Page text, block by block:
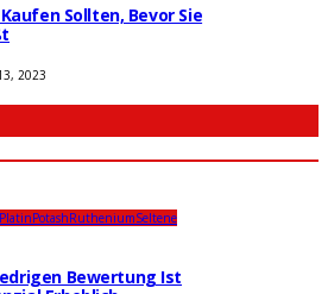
Sollten, Bevor Sie
2023
PlatinPotashRutheniumSeltene
Bewertung Ist